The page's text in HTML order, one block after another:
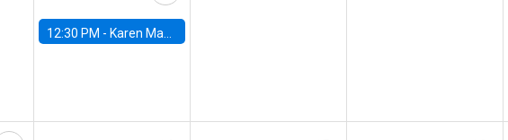
12:30 PM - Karen Macours, Paris School of Economics